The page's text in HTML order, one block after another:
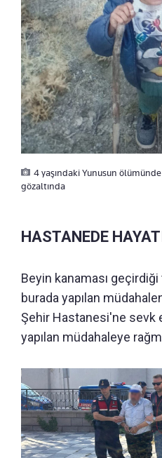
4 yaşındaki Yunusun
gözaltında
HASTANEDE
Beyin kanaması
burada yapılan
Şehir Hastanesi'ne sevk
yapılan müdahaleye